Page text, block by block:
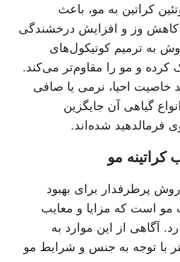
کراتین به مو، باعث
وز و افزایش درخشندگی
به ترمیم کوتیکول‌های
کرده و مو را مقاوم‌تر می‌کند.
خاصیت احیا، نرمی یا صافی
گیاهی آن جایگزین
فرمالدهید شده‌اند.
کراتینه مو
پرطرفدار برای بهبود
است که مزایا و معایب
آگاهی از این موارد به
با توجه به جنس و شرایط مو